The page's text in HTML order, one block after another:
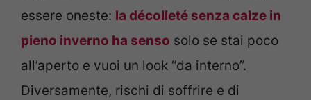
essere oneste: la décolleté senza calze in
pieno inverno ha senso solo se stai poco
all’aperto e vuoi un look “da interno”.
Diversamente, rischi di soffrire e di